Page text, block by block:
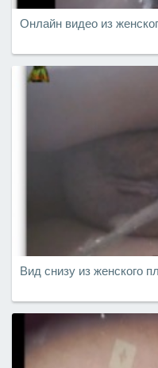
Онлайн видео из
Вид снизу из женского